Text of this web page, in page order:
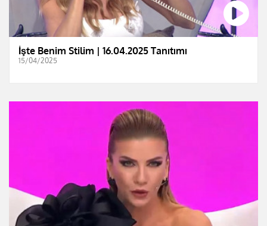
İşte Benim Stilim | 16.04.2025 Tanıtımı
15/04/2025